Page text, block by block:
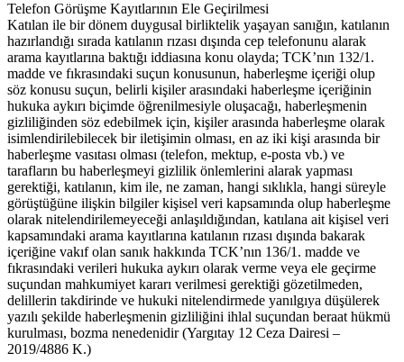
Telefon Görüşme Kayıtlarının Ele Geçirilmesi
Katılan ile bir dönem duygusal birliktelik yaşayan sanığın, katılanın
hazırlandığı sırada katılanın rızası dışında cep telefonunu alarak
arama kayıtlarına baktığı iddiasına konu olayda; TCK’nın 132/1.
madde ve fıkrasındaki suçun konusunun, haberleşme içeriği olup
söz konusu suçun, belirli kişiler arasındaki haberleşme içeriğinin
hukuka aykırı biçimde öğrenilmesiyle oluşacağı, haberleşmenin
gizliliğinden söz edebilmek için, kişiler arasında haberleşme olarak
isimlendirilebilecek bir iletişimin olması, en az iki kişi arasında bir
haberleşme vasıtası olması (telefon, mektup, e-posta vb.) ve
tarafların bu haberleşmeyi gizlilik önlemlerini alarak yapması
gerektiği, katılanın, kim ile, ne zaman, hangi sıklıkla, hangi süreyle
görüştüğüne ilişkin bilgiler kişisel veri kapsamında olup haberleşme
olarak nitelendirilemeyeceği anlaşıldığından, katılana ait kişisel veri
kapsamındaki arama kayıtlarına katılanın rızası dışında bakarak
içeriğine vakıf olan sanık hakkında TCK’nın 136/1. madde ve
fıkrasındaki verileri hukuka aykırı olarak verme veya ele geçirme
suçundan mahkumiyet kararı verilmesi gerektiği gözetilmeden,
delillerin takdirinde ve hukuki nitelendirmede yanılgıya düşülerek
yazılı şekilde haberleşmenin gizliliğini ihlal suçundan beraat hükmü
kurulması, bozma nenedenidir (Yargıtay 12 Ceza Dairesi –
2019/4886 K.)